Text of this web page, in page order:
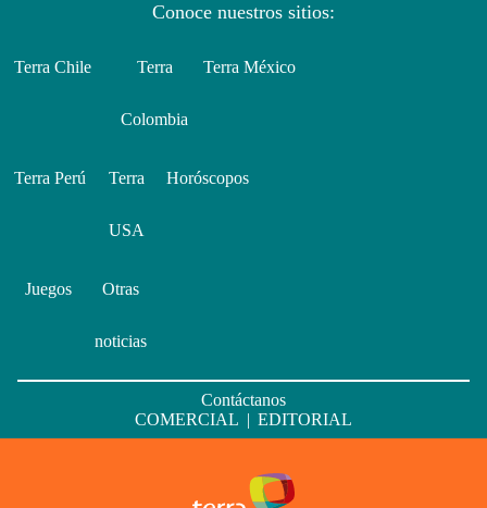
Conoce nuestros sitios:
Terra Chile Terra
Colombia
Terra México
Terra Perú Terra
USA
Horóscopos
Juegos Otras
noticias
Contáctanos
COMERCIAL | EDITORIAL